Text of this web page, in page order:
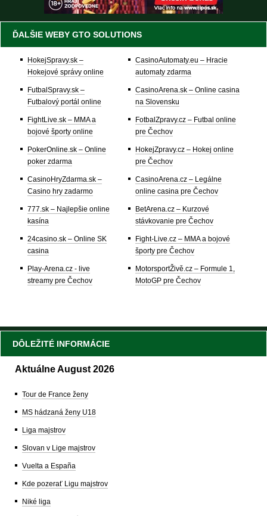
ĎALŠIE WEBY GTO SOLUTIONS
HokejSpravy.sk –
Hokejové správy online
FutbalSpravy.sk –
Futbalový portál online
FightLive.sk – MMA a
bojové športy online
PokerOnline.sk – Online
poker zdarma
CasinoHryZdarma.sk –
Casino hry zadarmo
777.sk – Najlepšie online
kasína
24casino.sk – Online SK
casina
Play-Arena.cz - live
streamy pre Čechov
CasinoAutomaty.eu – Hracie
automaty zdarma
CasinoArena.sk – Online casina
na Slovensku
FotbalZpravy.cz – Futbal online
pre Čechov
HokejZpravy.cz – Hokej online
pre Čechov
CasinoArena.cz – Legálne
online casina pre Čechov
BetArena.cz – Kurzové
stávkovanie pre Čechov
Fight-Live.cz – MMA a bojové
športy pre Čechov
MotorsportŽivě.cz – Formule 1,
MotoGP pre Čechov
DÔLEŽITÉ INFORMÁCIE
Aktuálne August 2026
Tour de France ženy
MS hádzaná ženy U18
Liga majstrov
Slovan v Lige majstrov
Vuelta a España
Kde pozerať Ligu majstrov
Niké liga